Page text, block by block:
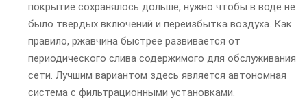
покрытие сохранялось дольше, нужно чтобы в воде не
было твердых включений и переизбытка воздуха. Как
правило, ржавчина быстрее развивается от
периодического слива содержимого для обслуживания
сети. Лучшим вариантом здесь является автономная
система с фильтрационными установками.